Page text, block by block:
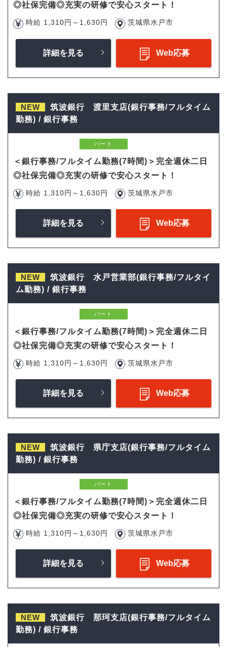
◎社保完備◎充実の研修で安心スタート！
時給 1,310円～1,630円 茨城県水戸市
詳細を見る Web応募
NEW
筑波銀行 渡里支店(銀行事務/フルタイム
勤務) / 銀行事務
パート
＜銀行事務/フルタイム勤務(7時間)＞完全週休二日
◎社保完備◎充実の研修で安心スタート！
時給 1,310円～1,630円 茨城県水戸市
詳細を見る Web応募
NEW
筑波銀行 水戸営業部(銀行事務/フルタイ
ム勤務) / 銀行事務
パート
＜銀行事務/フルタイム勤務(7時間)＞完全週休二日
◎社保完備◎充実の研修で安心スタート！
時給 1,310円～1,630円 茨城県水戸市
詳細を見る Web応募
NEW
筑波銀行 県庁支店(銀行事務/フルタイム
勤務) / 銀行事務
パート
＜銀行事務/フルタイム勤務(7時間)＞完全週休二日
◎社保完備◎充実の研修で安心スタート！
時給 1,310円～1,630円 茨城県水戸市
詳細を見る Web応募
NEW
筑波銀行 那珂支店(銀行事務/フルタイム
勤務) / 銀行事務